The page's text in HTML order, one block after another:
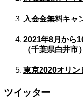
入会金無料キャ
2021年8月から
（千葉県白井市）
東京2020オリン
ツイッター